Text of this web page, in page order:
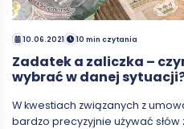
10.06.2021 10 min czytania
Zadatek a zaliczka –
wybrać w danej
W kwestiach związanych z
bardzo precyzyjnie używać